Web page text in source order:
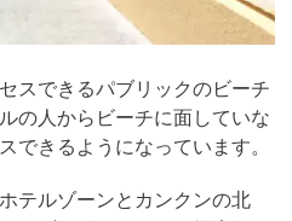
スできるパブリックのビーチ
の人からビーチに面していな
できるようになっています。
テルゾーンとカンクンの北